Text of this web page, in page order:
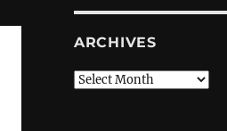
ARCHIVES
Archives